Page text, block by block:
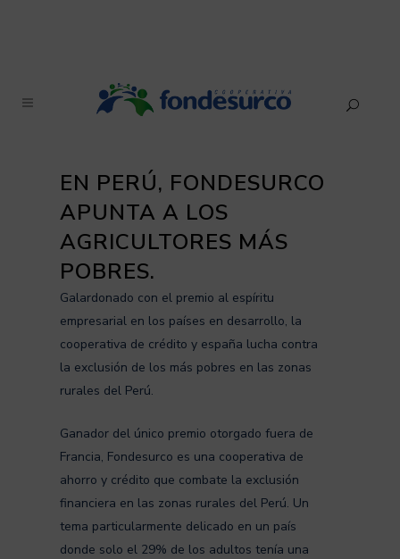
EN PERÚ, FONDESURCO
APUNTA A LOS
AGRICULTORES MÁS
POBRES.
Galardonado con el premio al espíritu
empresarial en los países en desarrollo, la
cooperativa de crédito y españa lucha contra
la exclusión de los más pobres en las zonas
rurales del Perú.
Ganador del único premio otorgado fuera de
Francia, Fondesurco es una cooperativa de
ahorro y crédito que combate la exclusión
financiera en las zonas rurales del Perú. Un
tema particularmente delicado en un país
donde solo el 29% de los adultos tenía una